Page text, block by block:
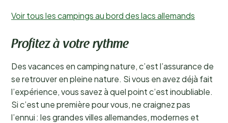
Voir tous les campings au bord des lacs allemands
Profitez à votre rythme
Des vacances en camping nature, c’est l’assurance de
se retrouver en pleine nature. Si vous en avez déjà fait
l’expérience, vous savez à quel point c’est inoubliable.
Si c’est une première pour vous, ne craignez pas
l’ennui : les grandes villes allemandes, modernes et